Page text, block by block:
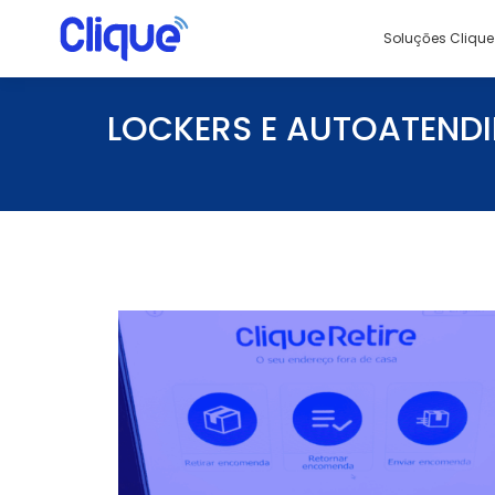
Soluçōes Clique
LOCKERS E